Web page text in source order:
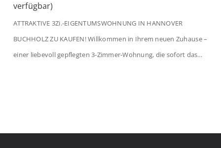
verfügbar)
ATTRAKTIVE 3Zi.-EIGENTUMSWOHNUNG IN HANNOVER
BUCHHOLZ ZU KAUFEN! Willkommen in Ihrem neuen Zuhause –
einer liebevoll gepflegten 3-Zimmer-Wohnung, die sofort das